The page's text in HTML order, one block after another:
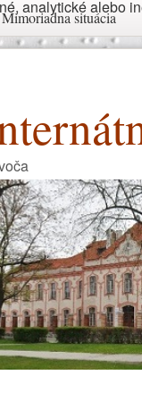
Mimoriadna situácia
analytické alebo